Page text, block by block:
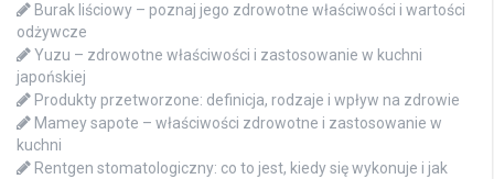
Burak liściowy – poznaj jego zdrowotne właściwości i wartości
odżywcze
Yuzu – zdrowotne właściwości i zastosowanie w kuchni
japońskiej
Produkty przetworzone: definicja, rodzaje i wpływ na zdrowie
Mamey sapote – właściwości zdrowotne i zastosowanie w
kuchni
Rentgen stomatologiczny: co to jest, kiedy się wykonuje i jak